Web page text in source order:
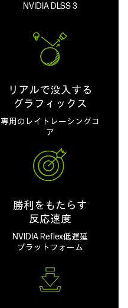
NVIDIA DLSS 3
リアルで没入する
グラフィックス
専用のレイトレーシングコ
ア
勝利をもたらす
反応速度
NVIDIA Reflex低遅延
プラットフォーム